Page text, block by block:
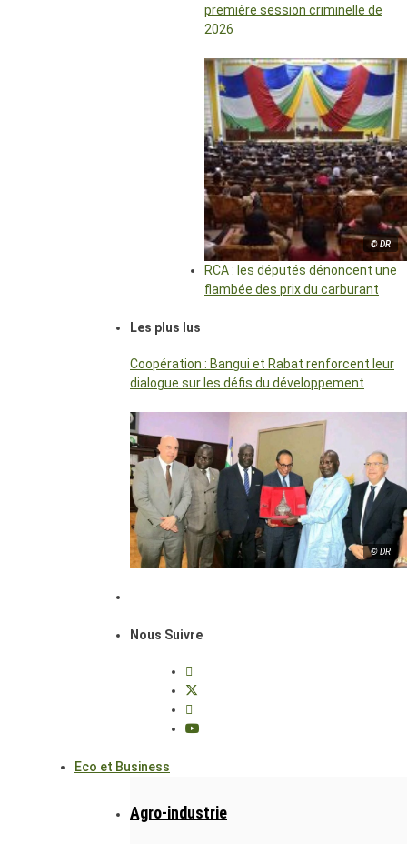
première session criminelle de
2026
© DR
RCA : les députés dénoncent une
flambée des prix du carburant
Les plus lus
Coopération : Bangui et Rabat renforcent leur
dialogue sur les défis du développement
© DR
Nous Suivre
Eco et Business
Agro-industrie